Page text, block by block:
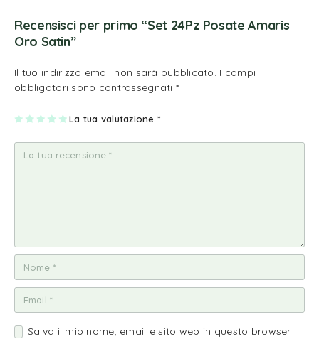
Recensisci per primo “Set 24Pz Posate Amaris
Oro Satin”
Il tuo indirizzo email non sarà pubblicato. I campi
obbligatori sono contrassegnati *
La tua valutazione *
1
a
2
e
su
5
3
e
su
5
4
e
su
5
5
e
su
5
Salva il mio nome, email e sito web in questo browser